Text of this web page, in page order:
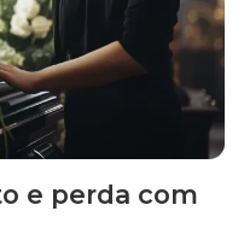
e perda com